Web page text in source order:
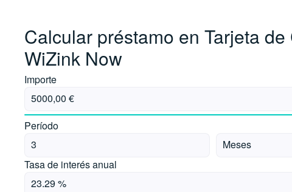
Calcular préstamo en Tarjeta de
WiZink Now
Importe
Período
Tasa de interés anual